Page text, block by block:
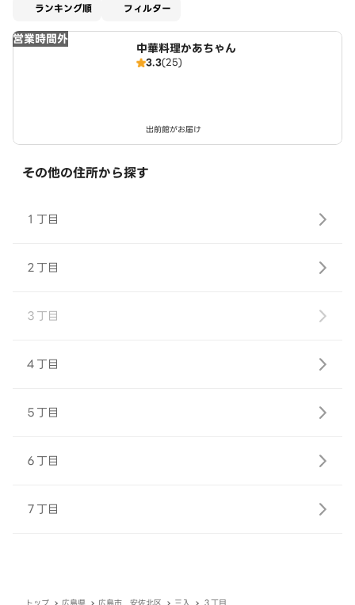
ランキング順 フィルター
営業時間外
中華料理かあちゃん
3.3(25)
出前館がお届け
その他の住所から探す
１丁目
２丁目
３丁目
４丁目
５丁目
６丁目
７丁目